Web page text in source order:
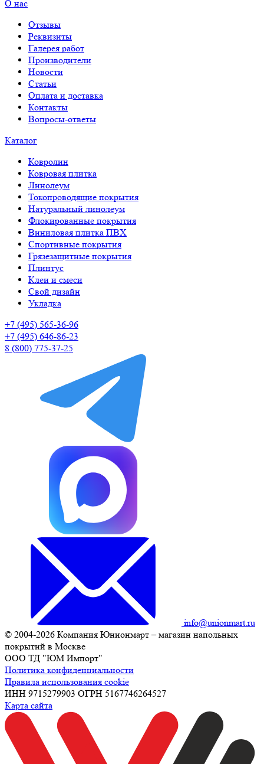
О нас
Отзывы
Реквизиты
Галерея работ
Производители
Новости
Статьи
Оплата и доставка
Контакты
Вопросы-ответы
Каталог
Ковролин
Ковровая плитка
Линолеум
Токопроводящие покрытия
Натуральный линолеум
Флокированные покрытия
Виниловая плитка ПВХ
Спортивные покрытия
Грязезащитные покрытия
Плинтус
Клеи и смеси
Свой дизайн
Укладка
+7 (495) 565-36-96
+7 (495) 646-86-23
8 (800) 775-37-25
info@unionmart.ru
© 2004-2026 Компания Юнионмарт – магазин напольных
покрытий в Москве
ООО ТД "ЮМ Импорт"
Политика конфиденциальности
Правила использования cookie
ИНН 9715279903 ОГРН 5167746264527
Карта сайта